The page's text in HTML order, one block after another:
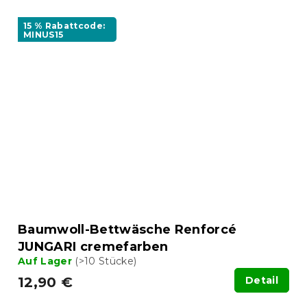
15 % Rabattcode:
MINUS15
Baumwoll-Bettwäsche Renforcé
JUNGARI cremefarben
Auf Lager (>10 Stücke)
12,90 € Detail